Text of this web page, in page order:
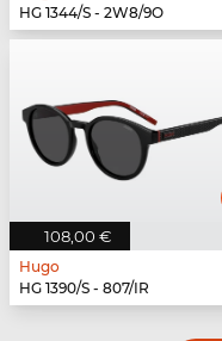
HG 1344/S - 2W8/9O
108,00 €
Hugo
HG 1390/S - 807/IR